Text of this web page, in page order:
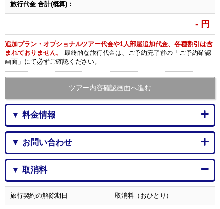
旅行代金 合計(概算)：
- 円
追加プラン・オプショナルツアー代金や1人部屋追加代金、各種割引は含
まれておりません。
最終的な旅行代金は、ご予約完了前の「ご予約確認
画面」にて必ずご確認ください。
ツアー内容確認画面へ進む
▼ 料金情報
▼ お問い合わせ
▼ 取消料
旅行契約の解除期日 取消料（おひとり）